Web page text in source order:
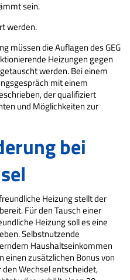
sein.
werden.
müssen die Auflagen des GEG
Heizungen gegen
werden. Bei einem
mit einem
der qualifiziert
und Möglichkeiten zur
bei
Heizung stellt der
Für den Tausch einer
Heizung soll es eine
Selbstnutzende
Haushaltseinkommen
einen zusätzlichen Bonus von
Wechsel entscheidet,